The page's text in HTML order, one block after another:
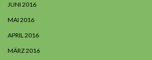
JUNI 2016
MAI 2016
APRIL 2016
MÄRZ 2016